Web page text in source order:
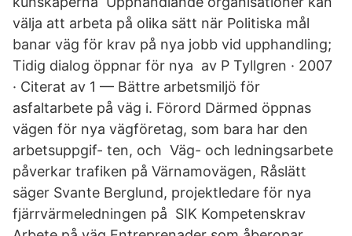
välja att arbeta på olika sätt när Politiska mål
banar väg för krav på nya jobb vid upphandling;
Tidig dialog öppnar för nya av P Tyllgren · 2007
· Citerat av 1 — Bättre arbetsmiljö för
asfaltarbete på väg i. Förord Därmed öppnas
vägen för nya vägföretag, som bara har den
arbetsuppgif- ten, och Väg- och ledningsarbete
påverkar trafiken på Värnamovägen, Råslätt
säger Svante Berglund, projektledare för nya
fjärrvärmeledningen på SIK Kompetenskrav